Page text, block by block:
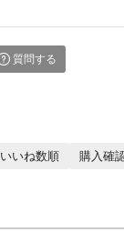
質問する
いいね数順 購入確